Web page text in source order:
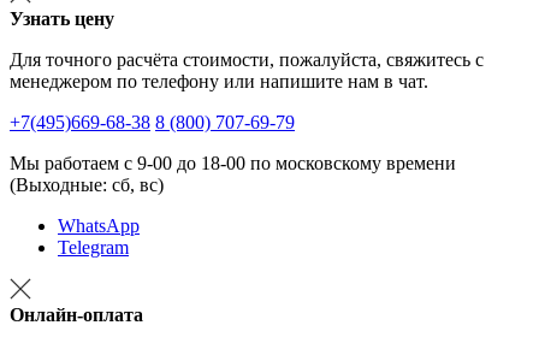
Узнать цену
Для точного расчёта стоимости, пожалуйста, свяжитесь с
менеджером по телефону или напишите нам в чат.
+7(495)669-68-38 8 (800) 707-69-79
Мы работаем с 9-00 до 18-00 по московскому времени
(Выходные: сб, вс)
WhatsApp
Telegram
Онлайн-оплата